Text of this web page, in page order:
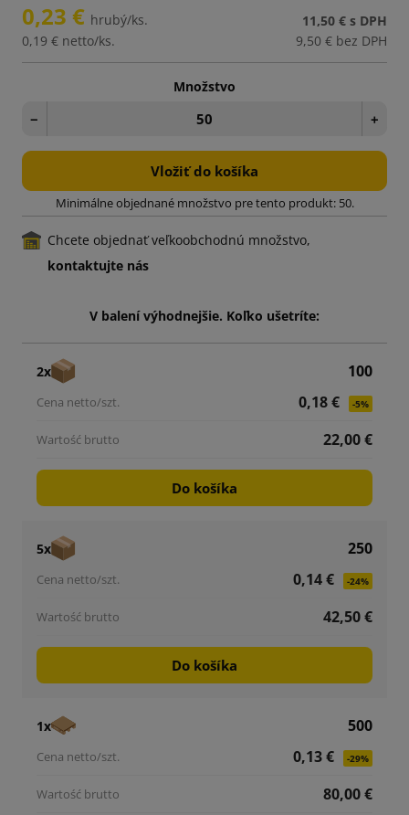
0,23 € hrubý/ks.
0,19 € netto/ks.
11,50 € s DPH
9,50 € bez DPH
Množstvo
− +
Vložiť do košíka
Minimálne objednané množstvo pre tento produkt: 50.
Chcete objednať veľkoobchodnú množstvo,
kontaktujte nás
V balení výhodnejšie. Koľko ušetríte:
2x
100
0,18 €
-5%
22,00 €
Do košíka
5x
250
0,14 €
-24%
42,50 €
Do košíka
1x
500
0,13 €
-29%
80,00 €